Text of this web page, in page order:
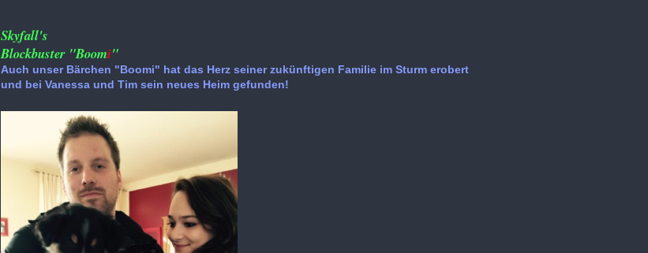
Skyfall's
Blockbuster "Boomi"
Auch unser Bärchen "Boomi" hat das Herz seiner zukünftigen Familie im Sturm erobert
und bei Vanessa und Tim sein neues Heim gefunden!